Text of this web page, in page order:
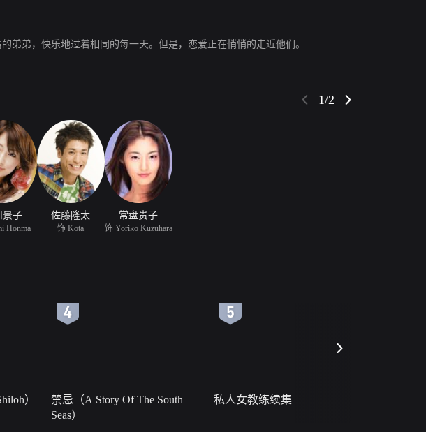
弟弟，快乐地过着相同的每一天。但是，恋爱正在悄悄的走近他们。
1/2
景子
Honma
佐藤隆太
饰 Kota
常盘贵子
饰 Yoriko Kuzuhara
）
禁忌（A Story Of The South
Seas）
私人女教练续集